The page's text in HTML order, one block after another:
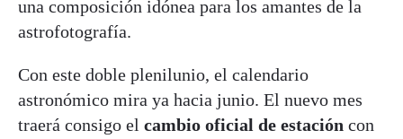
una composición idónea para los amantes de la
astrofotografía.
Con este doble plenilunio, el calendario
astronómico mira ya hacia junio. El nuevo mes
traerá consigo el cambio oficial de estación con